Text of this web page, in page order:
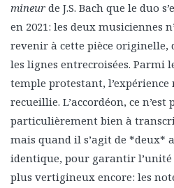
mineur de J.S. Bach que le duo
en 2021: les deux musiciennes
revenir à cette pièce originelle,
les lignes entrecroisées. Parmi
temple protestant,
recueillie. L’accordéon, ce n’est
particulièrement bien à
mais quand il s’agit de *deux*
identique, pour garantir l’unité
plus vertigineux encore: les